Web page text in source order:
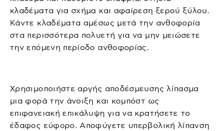
κλαδέματα για σχήμα και αφαίρεση ξερού ξύλου.
Κάντε κλαδέματα αμέσως μετά την ανθοφορία
στα περισσότερα πολυετή για να μην μειώσετε
την επόμενη περίοδο ανθοφορίας.
Χρησιμοποιήστε αργής αποδέσμευσης λίπασμα
μια φορά την άνοιξη και κομπόστ ως
επιφανειακή επικάλυψη για να κρατήσετε το
έδαφος εύφορο. Αποφύγετε υπερβολική λίπανση